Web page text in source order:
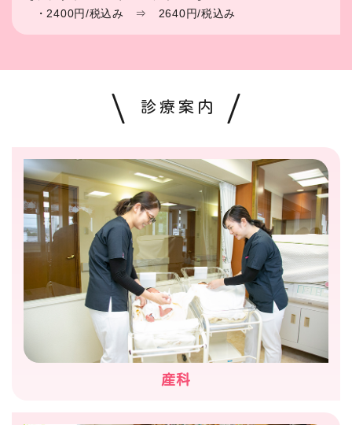
・2400円/税込み ⇒ 2640円/税込み
診療案内
産科